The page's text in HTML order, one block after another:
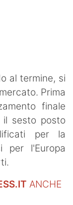
al termine, si
Prima
finale
il sesto posto
per la
per l'Europa
ANCHE